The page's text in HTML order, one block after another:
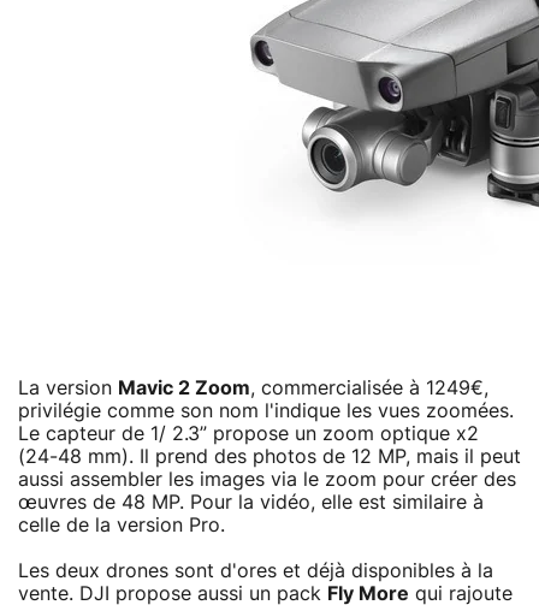
La version Mavic 2 Zoom, commercialisée à 1249€,
privilégie comme son nom l'indique les vues zoomées.
Le capteur de 1/ 2.3” propose un zoom optique x2
(24-48 mm). Il prend des photos de 12 MP, mais il peut
aussi assembler les images via le zoom pour créer des
œuvres de 48 MP. Pour la vidéo, elle est similaire à
celle de la version Pro.
Les deux drones sont d'ores et déjà disponibles à la
vente. DJI propose aussi un pack Fly More qui rajoute